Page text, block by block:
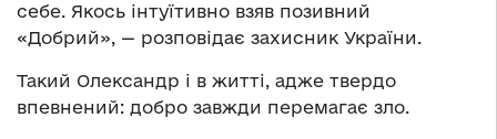
себе. Якось інтуїтивно взяв позивний
«Добрий», — розповідає захисник України.
Такий Олександр і в житті, адже твердо
впевнений: добро завжди перемагає зло.